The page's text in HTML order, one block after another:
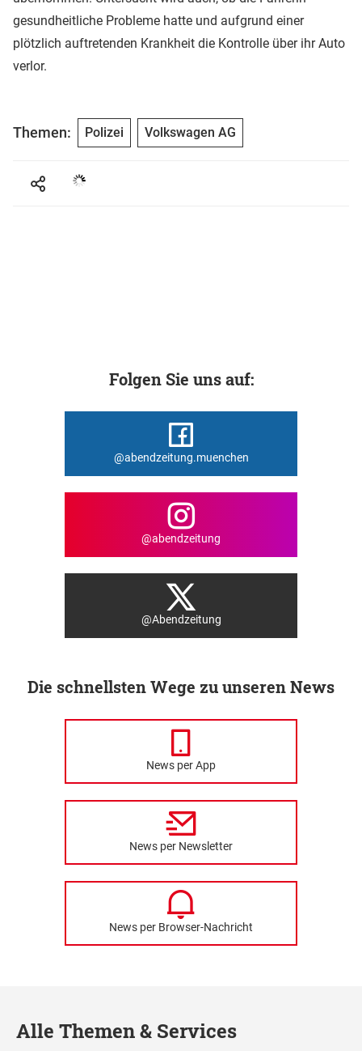
gesundheitliche Probleme hatte und aufgrund einer
plötzlich auftretenden Krankheit die Kontrolle über ihr Auto
verlor.
Themen: Polizei Volkswagen AG
Folgen Sie uns auf:
@abendzeitung.muenchen
@abendzeitung
@Abendzeitung
Die schnellsten Wege zu unseren News
News per App
News per Newsletter
News per Browser-Nachricht
Alle Themen & Services